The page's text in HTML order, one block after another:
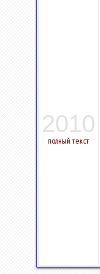
2010
полный текст